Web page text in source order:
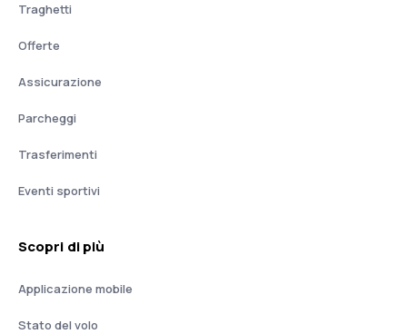
Traghetti
Offerte
Assicurazione
Parcheggi
Trasferimenti
Eventi sportivi
Scopri di più
Applicazione mobile
Stato del volo